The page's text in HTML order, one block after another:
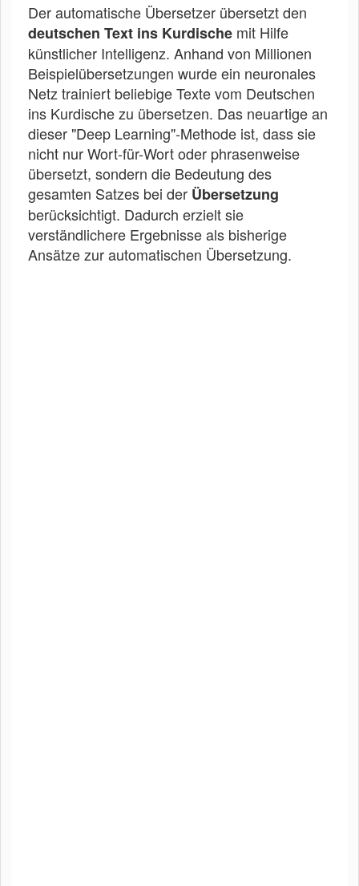
Der automatische Übersetzer übersetzt den
deutschen Text ins Kurdische mit Hilfe
künstlicher Intelligenz. Anhand von Millionen
Beispielübersetzungen wurde ein neuronales
Netz trainiert beliebige Texte vom Deutschen
ins Kurdische zu übersetzen. Das neuartige an
dieser "Deep Learning"-Methode ist, dass sie
nicht nur Wort-für-Wort oder phrasenweise
übersetzt, sondern die Bedeutung des
gesamten Satzes bei der Übersetzung
berücksichtigt. Dadurch erzielt sie
verständlichere Ergebnisse als bisherige
Ansätze zur automatischen Übersetzung.